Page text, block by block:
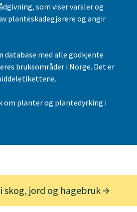
som viser varsler og
planteskadegjørere og angir
database med alle godkjente
bruksområder i Norge. Det er
om planter og plantedyrking i
skog, jord og hagebruk